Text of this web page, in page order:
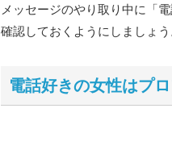
メッセージのやり取り中に「
確認しておくようにしましょう
電話好きの女性はプ